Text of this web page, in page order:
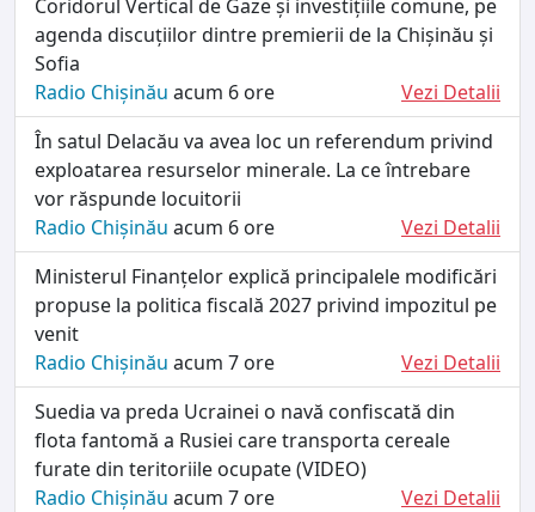
Coridorul Vertical de Gaze și investițiile comune, pe
agenda discuțiilor dintre premierii de la Chișinău și
Sofia
Radio Chișinău acum 6 ore
Vezi Detalii
În satul Delacău va avea loc un referendum privind
exploatarea resurselor minerale. La ce întrebare
vor răspunde locuitorii
Radio Chișinău acum 6 ore
Vezi Detalii
Ministerul Finanțelor explică principalele modificări
propuse la politica fiscală 2027 privind impozitul pe
venit
Radio Chișinău acum 7 ore
Vezi Detalii
Suedia va preda Ucrainei o navă confiscată din
flota fantomă a Rusiei care transporta cereale
furate din teritoriile ocupate (VIDEO)
Radio Chișinău acum 7 ore
Vezi Detalii